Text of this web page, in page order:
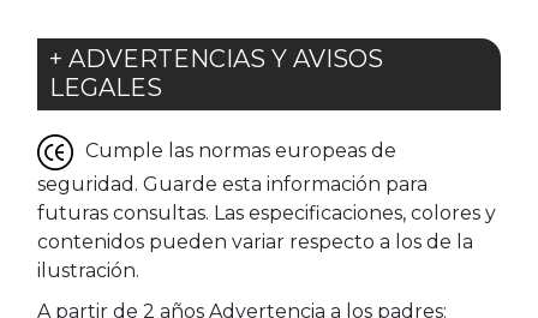
+ ADVERTENCIAS Y AVISOS
LEGALES
Cumple las normas europeas de
seguridad. Guarde esta información para
futuras consultas. Las especificaciones, colores y
contenidos pueden variar respecto a los de la
ilustración.
A partir de 2 años Advertencia a los padres: